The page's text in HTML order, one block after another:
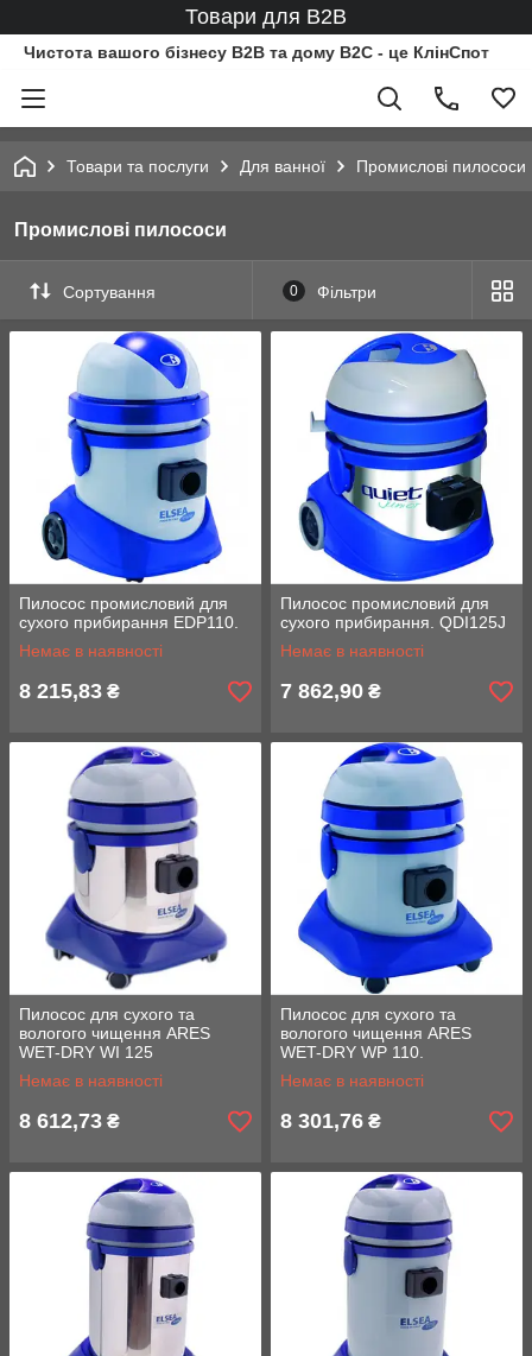
Товари для B2B
Чистота вашого бізнесу B2B та дому B2C - це КлінСпот
Товари та послуги Для ванної Промислові пилососи
Промислові пилососи
Сортування 0 Фільтри
Пилосос промисловий для
сухого прибирання EDP110.
Немає в наявності
8 215,83 ₴
Пилосос промисловий для
сухого прибирання. QDI125J
Немає в наявності
7 862,90 ₴
Пилосос для сухого та
вологого чищення ARES
WET-DRY WI 125
Немає в наявності
8 612,73 ₴
Пилосос для сухого та
вологого чищення ARES
WET-DRY WP 110.
Немає в наявності
8 301,76 ₴